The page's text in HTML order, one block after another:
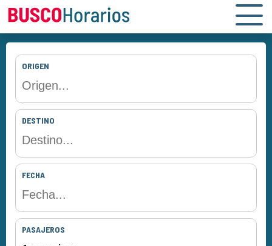
ORIGEN
DESTINO
FECHA
PASAJEROS